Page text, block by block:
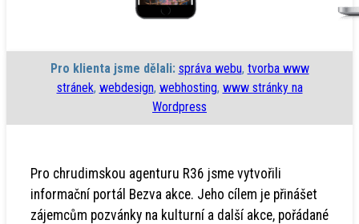
Pro klienta jsme dělali: správa webu, tvorba www
stránek, webdesign, webhosting, www stránky na
Wordpress
Pro chrudimskou agenturu R36 jsme vytvořili
informační portál Bezva akce. Jeho cílem je přinášet
zájemcům pozvánky na kulturní a další akce, pořádané